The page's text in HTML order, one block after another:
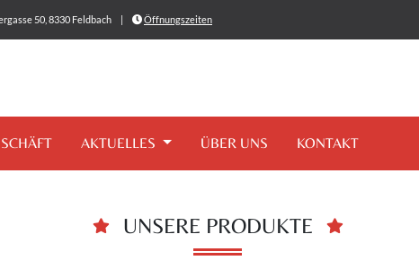
50, 8330 Feldbach | Öffnungszeiten
AKTUELLES ÜBER UNS KONTAKT
UNSERE PRODUKTE